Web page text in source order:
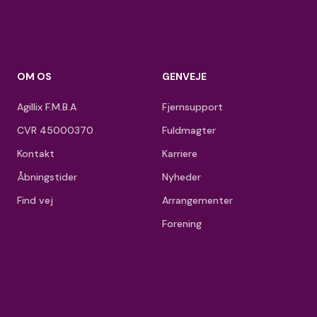
OM OS
Agillix F.M.B.A
CVR 45000370
Kontakt
Åbningstider
Find vej
GENVEJE
Fjernsupport
Fuldmagter
Karriere
Nyheder
Arrangementer
Forening